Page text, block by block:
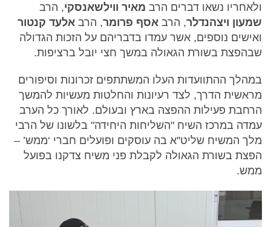
ולאחריו נשאו דברים הרב מאיר ווילשאנסקי, הרב
שמעון ויצהנדלר, הרב אסף פרומר, הרב אלעד קנטור
ואישים נוספים, אשר עמדו בדבריהם על הזכות הגדולה
שבהפצת בשורת הגאולה במשך חצי יובל ברציפות.
במהלך ההתוועדות העלו המשתתפים זכרונות וסיפורים
מראשית הדרך, לצד רעיונות והחלטות מעשיות להמשך
הרחבת פעילות ההפצה בארץ ובעולם. לאורך כל הערב
עמדה במרכז השיח "השליחות היחידה" בלשונו של הרבי
מלך המשיח שליט''א בה עוסקים ופועלים חברי ‘ממש’ –
הפצת בשורת הגאולה לקבלת פני משיח צדקנו בפועל
ממש.